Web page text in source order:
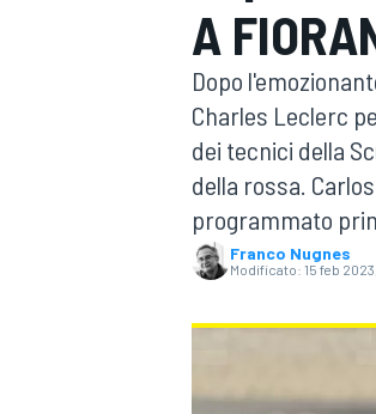
MOTOGP
A
Dopo
Charles Leclerc
dei tecnici della
della rossa.
programmato
Franco Nugnes
Modificato: 15 feb